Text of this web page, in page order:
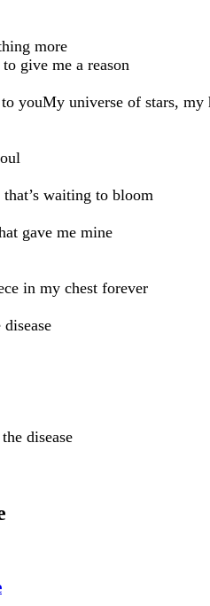
more
give me a reason
youMy universe of stars, my
waiting to bloom
gave me mine
in my chest forever
disease